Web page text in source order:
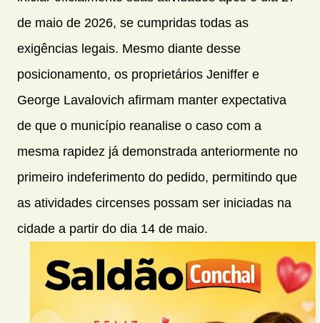
de maio de 2026, se cumpridas todas as
exigências legais. Mesmo diante desse
posicionamento, os proprietários Jeniffer e
George Lavalovich afirmam manter expectativa
de que o município reanalise o caso com a
mesma rapidez já demonstrada anteriormente no
primeiro indeferimento do pedido, permitindo que
as atividades circenses possam ser iniciadas na
cidade a partir do dia 14 de maio.